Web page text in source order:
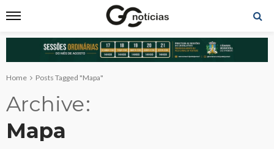
Home Posts Tagged "Mapa"
Archive
Mapa